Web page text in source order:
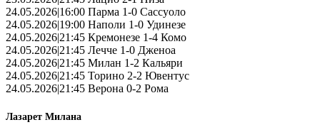
24.05.2026|16:00 Парма 1-0 Сассуоло
24.05.2026|19:00 Наполи 1-0 Удинезе
24.05.2026|21:45 Кремонезе 1-4 Комо
24.05.2026|21:45 Лечче 1-0 Дженоа
24.05.2026|21:45 Милан 1-2 Кальяри
24.05.2026|21:45 Торино 2-2 Ювентус
24.05.2026|21:45 Верона 0-2 Рома
Лазарет Милана